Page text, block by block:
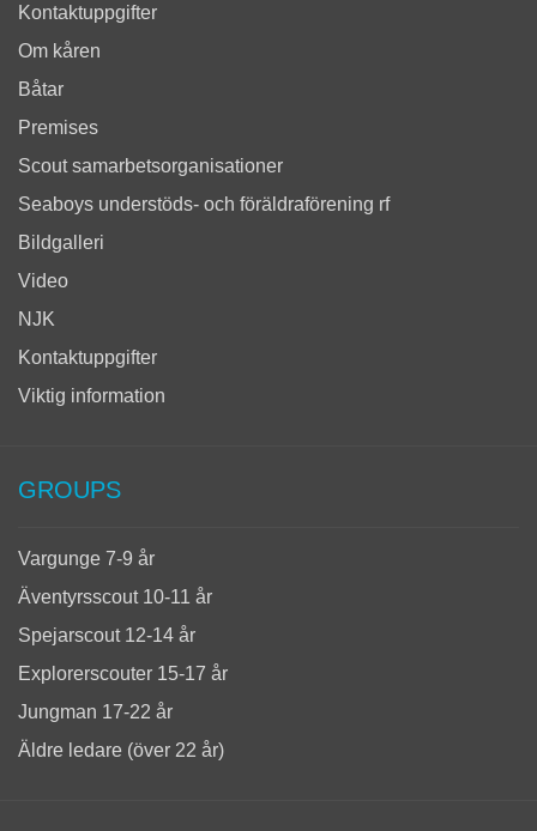
Kontaktuppgifter
Om kåren
Båtar
Premises
Scout samarbetsorganisationer
Seaboys understöds- och föräldraförening rf
Bildgalleri
Video
NJK
Kontaktuppgifter
Viktig information
GROUPS
Vargunge 7-9 år
Äventyrsscout 10-11 år
Spejarscout 12-14 år
Explorerscouter 15-17 år
Jungman 17-22 år
Äldre ledare (över 22 år)